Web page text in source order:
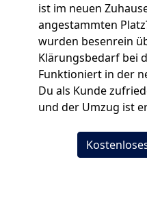
ist im neuen
angestammten
wurden besenrein
Klärungsbedarf bei
Funktioniert in der
Du als Kunde
und der Umzug ist